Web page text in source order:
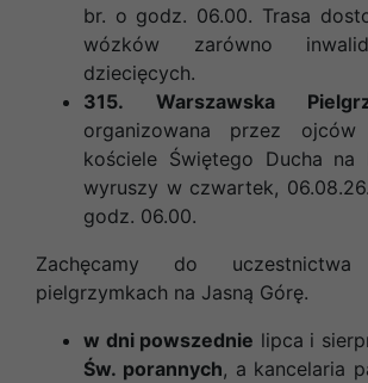
br. o godz. 06.00. Trasa
wózków zarówno
dziecięcych.
315. Warszawska
organizowana przez
kościele Świętego Ducha na
wyruszy w czwartek,
godz. 06.00.
Zachęcamy do
pielgrzymkach na Jasną Górę.
w dni powszednie lipca i
Św. porannych, a kancelaria